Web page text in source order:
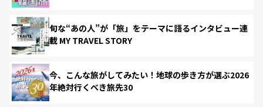
旬な“あの人”が「旅」をテーマに語るインタビュー連
載 MY TRAVEL STORY
今、こんな旅がしてみたい！地球の歩き方が選ぶ2026
年絶対行くべき旅先30